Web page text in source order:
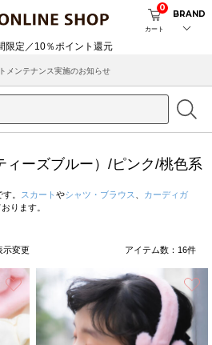
カート
0
BRAND
メンテナンス実施のお知らせ
ご案内
ィーズブルー）/ピンク/桃色系
。 スカート やシャツ・ブラウス
カーディガ
ります。
示変更 アイテム数： 16件
お気に入り